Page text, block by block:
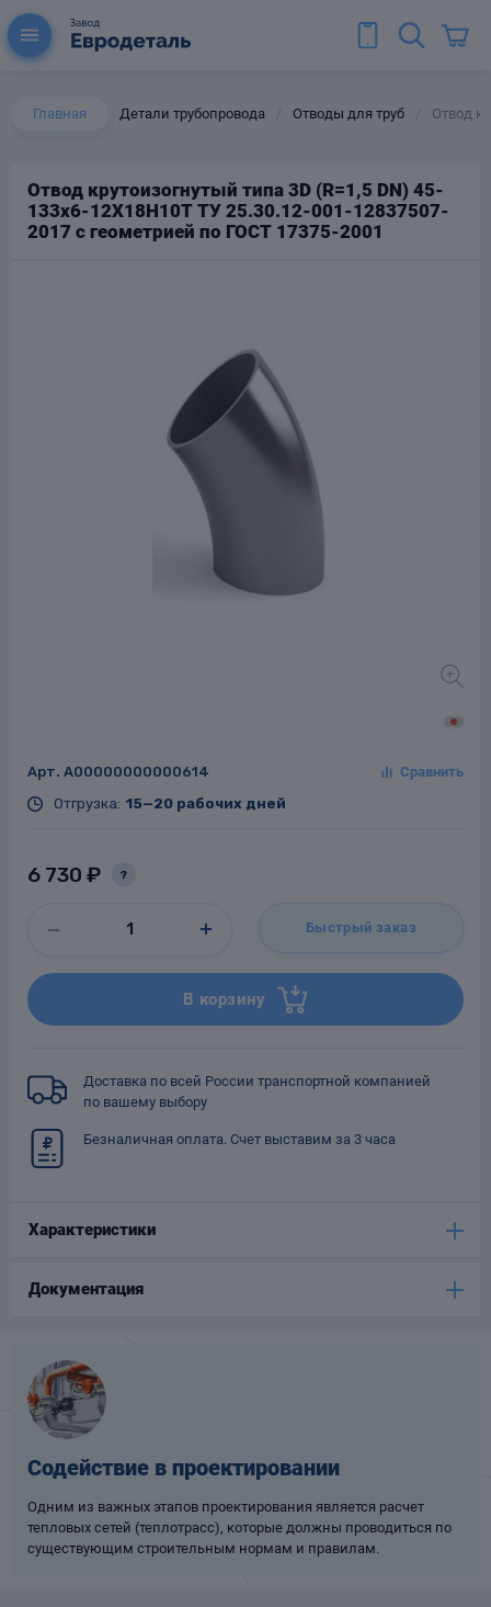
Главная Детали трубопровода Отводы для труб Отвод
Отвод крутоизогнутый типа 3D (R=1,5 DN) 45-
133х6-12Х18Н10Т ТУ 25.30.12-001-12837507-
2017 с геометрией по ГОСТ 17375-2001
Арт. A00000000000614
Отгрузка: 15—20 рабочих дней
6 730 ₽ ?
Быстрый заказ
В корзину
Доставка по всей России транспортной компанией
по вашему выбору
Безналичная оплата. Счет выставим за 3 часа
Характеристики
Документация
Содействие в проектировании
Одним из важных этапов проектирования является расчет
тепловых сетей (теплотрасс), которые должны проводиться по
существующим строительным нормам и правилам.
для труб
Колена для труб
Тройники стальные
Фланцы стальные
трубопроводов